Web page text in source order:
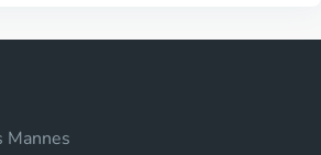
Mannes